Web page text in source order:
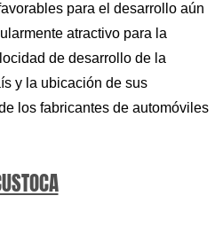
para el desarrollo aún
atractivo para la
de desarrollo de la
y la ubicación de sus
los fabricantes de automóviles